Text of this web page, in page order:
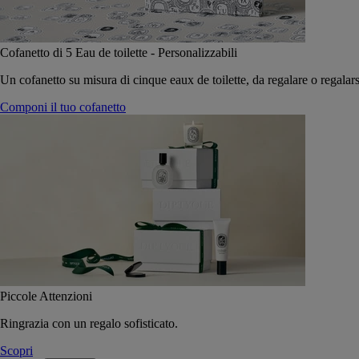
Cofanetto di 5 Eau de toilette - Personalizzabili
Un cofanetto su misura di cinque eaux de toilette, da regalare o
Componi il tuo cofanetto
Piccole Attenzioni
Ringrazia con un regalo sofisticato.
Scopri